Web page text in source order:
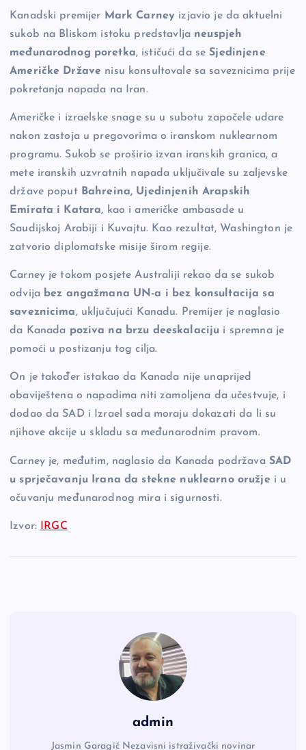
b
o
o
k
Li
n
k
g
er
Kanadski premijer Mark Carney izjavio je da aktuelni
sukob na Bliskom istoku predstavlja neuspjeh
međunarodnog poretka, ističući da seSjedinjene
Američke Države nisu konsultovale sa saveznicima prije
pokretanja napada na Iran.
Američke i izraelske snage su u subotu započele udare
nakon zastoja u pregovorima o iranskom nuklearnom
programu. Sukob se proširio izvan iranskih granica, a
mete iranskih uzvratnih napada uključivale su zaljevske
države poput Bahreina, Ujedinjenih Arapskih
Emirata i Katara, kao i američke ambasade u
Saudijskoj Arabiji i Kuvajtu. Kao rezultat, Washington je
zatvorio diplomatske misije širom regije.
Carney je tokom posjete Australiji rekao da se sukob
odvija bez angažmana UN-a i bez konsultacija sa
saveznicima, uključujući Kanadu. Premijer je naglasio
da Kanada poziva na brzu deeskalaciju i spremna je
pomoći u postizanju tog cilja.
On je također istakao da Kanada nije unaprijed
obaviještena o napadima niti zamoljena da učestvuje, i
dodao da SAD i Izrael sada moraju dokazati da li su
njihove akcije u skladu sa međunarodnim pravom.
Carney je, međutim, naglasio da Kanada podržava SAD
u sprječavanju Irana da stekne nuklearno oružjei u
očuvanju međunarodnog mira i sigurnosti.
Izvor: IRGC
admin
Jasmin Garagić Nezavisni istraživački novinar